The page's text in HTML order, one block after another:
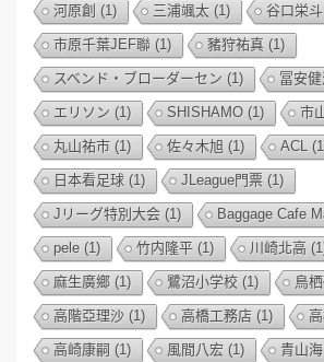
河原創 (1) 三浦颯太 (1) 谷口栄斗
市原千葉JEF聯 (1) 豬狩祐真 (1)
スベンド・ブローダーセン (1) 冨安
エリソン (1) SHISHAMO (1) 市
丸山祐市 (1) 佐々木旭 (1) ACL
日本看足球 (1) JLeague門票 (1)
Jリーグ特別大会 (1) Baggage Cafe
pele (1) 竹内隆平 (1) 川崎北高
麻生廣鄉 (1) 鷺沼小学校 (1) 鳥
高階亞理沙 (1) 高橋工務店 (1)
高崎康嗣 (1) 風間八宏 (1) 青山海